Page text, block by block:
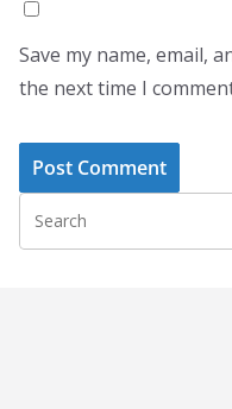
Save my name, email,
the next time I